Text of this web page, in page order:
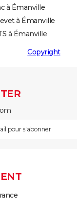
à Émanville
à Émanville
à Émanville
Copyright